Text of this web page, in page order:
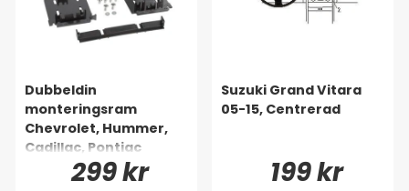
Dubbeldin
monteringsram
Chevrolet, Hummer,
Cadillac, Pontiac
299 kr
Suzuki Grand Vitara
05-15, Centrerad
199 kr